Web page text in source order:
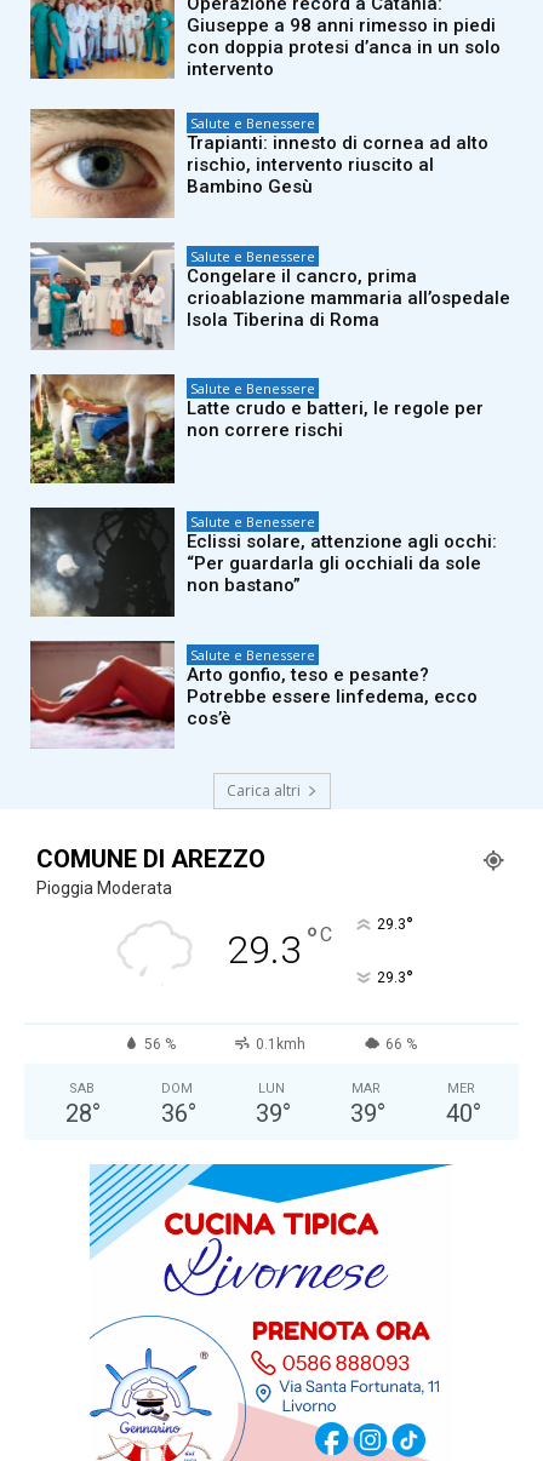
Giuseppe a 98 anni rimesso in piedi
con doppia protesi d’anca in un solo
intervento
Salute e Benessere
Trapianti: innesto di cornea ad alto
rischio, intervento riuscito al
Bambino Gesù
Salute e Benessere
Congelare il cancro, prima
crioablazione mammaria all’ospedale
Isola Tiberina di Roma
Salute e Benessere
Latte crudo e batteri, le regole per
non correre rischi
Salute e Benessere
Eclissi solare, attenzione agli occhi:
“Per guardarla gli occhiali da sole
non bastano”
Salute e Benessere
Arto gonfio, teso e pesante?
Potrebbe essere linfedema, ecco
cos’è
Carica altri
COMUNE DI AREZZO
Pioggia Moderata
29.3 °C 29.3°
29.3°
56 % 0.1kmh 66 %
SAB
28°
DOM
36°
LUN
39°
MAR
39°
MER
40°